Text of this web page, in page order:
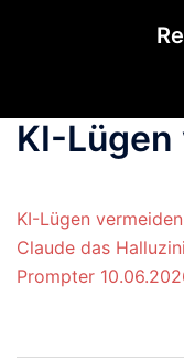
KI-
KI-Lügen
Claude das
Prompter